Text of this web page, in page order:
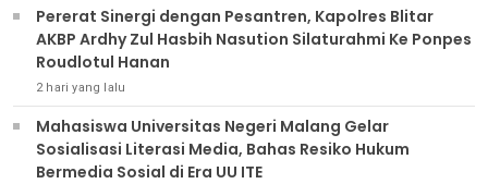
Pererat Sinergi dengan Pesantren, Kapolres Blitar
AKBP Ardhy Zul Hasbih Nasution Silaturahmi Ke Ponpes
Roudlotul Hanan
2 hari yang lalu
Mahasiswa Universitas Negeri Malang Gelar
Sosialisasi Literasi Media, Bahas Resiko Hukum
Bermedia Sosial di Era UU ITE